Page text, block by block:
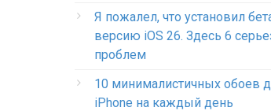
Я пожалел, что установил
версию iOS 26. Здесь 6
проблем
10 минималистичных обоев
iPhone на каждый день